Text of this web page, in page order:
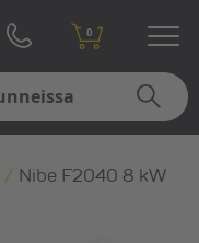
0
/ Nibe F2040 8 kW